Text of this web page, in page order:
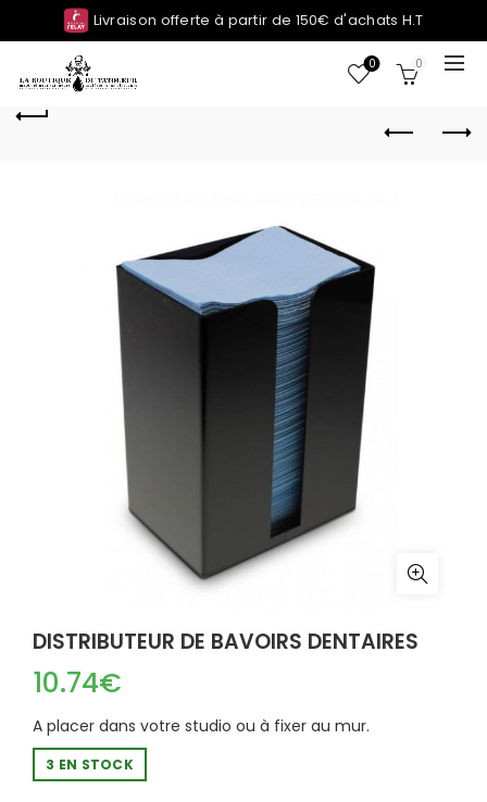
Livraison offerte à partir de 150€ d'achats H.T
0 0
DISTRIBUTEUR DE BAVOIRS DENTAIRES
10.74€
A placer dans votre studio ou à fixer au mur.
3 EN STOCK